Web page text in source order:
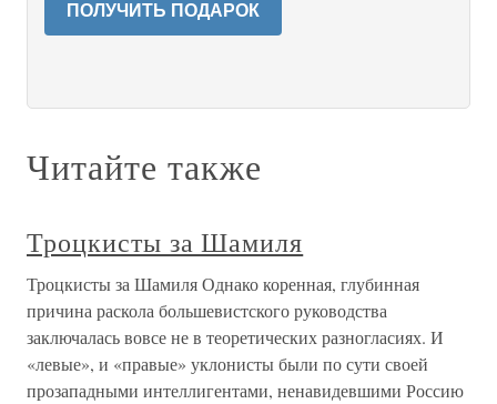
ПОЛУЧИТЬ ПОДАРОК
Читайте также
Троцкисты за Шамиля
Троцкисты за Шамиля Однако коренная, глубинная
причина раскола большевистского руководства
заключалась вовсе не в теоретических разногласиях. И
«левые», и «правые» уклонисты были по сути своей
прозападными интеллигентами, ненавидевшими Россию